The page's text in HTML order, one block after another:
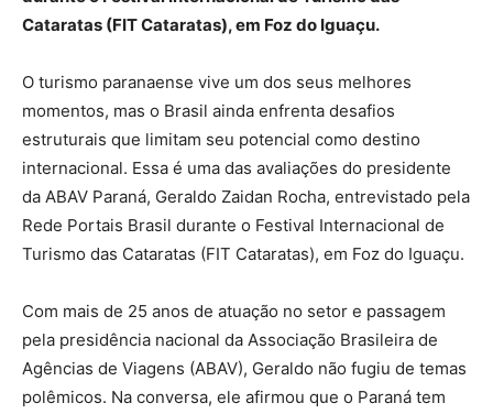
Cataratas (FIT Cataratas), em Foz do Iguaçu.
O turismo paranaense vive um dos seus melhores
momentos, mas o Brasil ainda enfrenta desafios
estruturais que limitam seu potencial como destino
internacional. Essa é uma das avaliações do presidente
da ABAV Paraná, Geraldo Zaidan Rocha, entrevistado pela
Rede Portais Brasil durante o Festival Internacional de
Turismo das Cataratas (FIT Cataratas), em Foz do Iguaçu.
Com mais de 25 anos de atuação no setor e passagem
pela presidência nacional da Associação Brasileira de
Agências de Viagens (ABAV), Geraldo não fugiu de temas
polêmicos. Na conversa, ele afirmou que o Paraná tem